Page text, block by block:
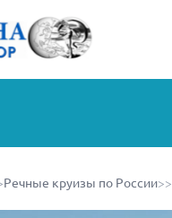
Речные круизы по России>>